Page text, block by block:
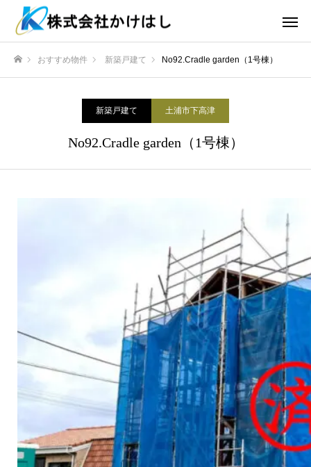
おすすめ物件 新築戸建て No92.Cradle garden（1号棟）
新築戸建て 土浦市下高津
No92.Cradle garden（1号棟）